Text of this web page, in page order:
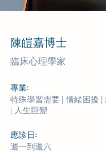
陳皚嘉博士
臨床心理學家
專業:
特殊學習需要 | 情緒困擾 |
| 人生巨變
應診日:
週一到週六